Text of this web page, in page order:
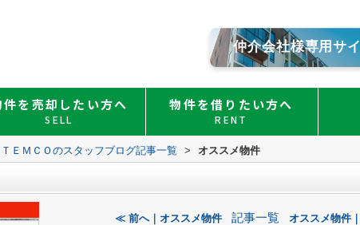
仲介会社様専用サ
件を売却したい方へ
SELL
物件を借りたい方へ
RENT
ＥＭＣＯのスタッフブログ記事一覧 > オススメ物件
≪ 前へ｜オススメ物件 記事一覧 オススメ物件